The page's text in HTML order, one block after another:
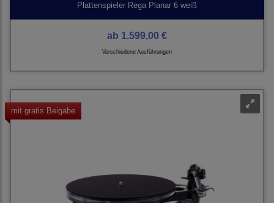
Plattenspieler Rega Planar 6 weiß
ab 1.599,00 €
Verschiedene Ausführungen
mit gratis Beigabe